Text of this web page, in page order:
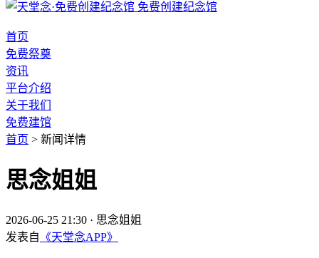
免费创建纪念馆
首页
免费祭奠
资讯
平台介绍
关于我们
免费建馆
首页 > 新闻详情
思念姐姐
2026-06-25 21:30 · 思念姐姐
发表自 《天堂念APP》